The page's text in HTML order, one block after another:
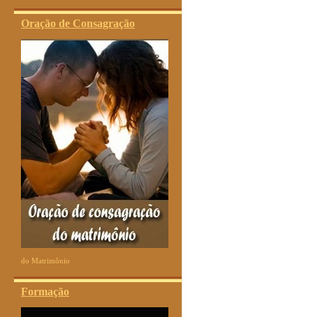
Oração de Consagração
do Matrimônio
Formação